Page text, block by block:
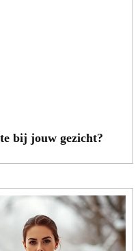
bij jouw gezicht?